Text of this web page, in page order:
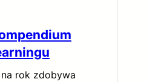
rok zdobywa